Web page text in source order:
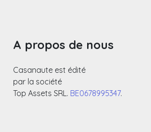
A propos de nous
Casanaute est édité
par la société
Top Assets SRL. BE0678995347.